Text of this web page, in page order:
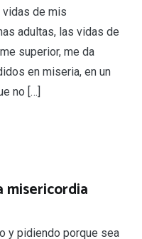
vidas de mis
adultas, las vidas de
superior, me da
en miseria, en un
no […]
misericordia
y pidiendo porque sea